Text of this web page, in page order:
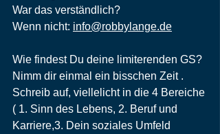
War das verständlich?
Wenn nicht: info@robbylange.de
Wie findest Du deine limiterenden GS?
Nimm dir einmal ein bisschen Zeit .
Schreib auf, viellelicht in die 4 Bereiche
( 1. Sinn des Lebens, 2. Beruf und
Karriere,3. Dein soziales Umfeld